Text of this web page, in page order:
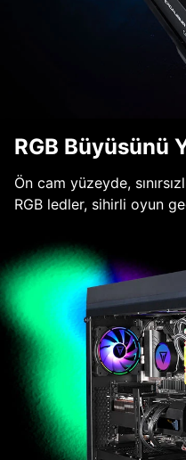
RGB Büyüsünü
Ön cam yüzeyde,
RGB ledler, sihirli oyun